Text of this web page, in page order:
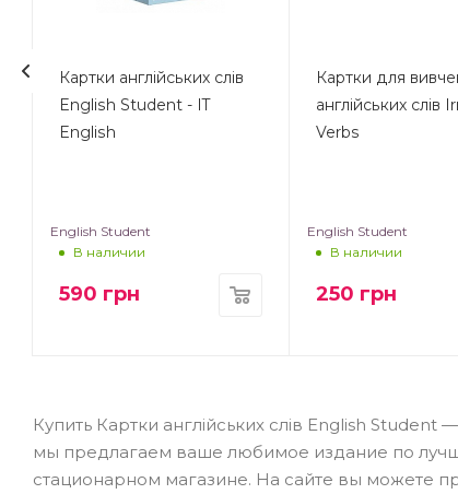
Картки англійських слів
English Student - IT
English
English Student
В наличии
590 грн
Картки для
англійських слів
Verbs
English Student
В наличии
250 грн
Купить Картки англійських слів English
мы предлагаем ваше любимое издание по
стационарном магазине. На сайте вы можете